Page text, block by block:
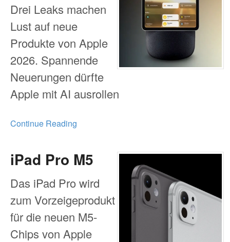
Drei Leaks machen
Lust auf neue
Produkte von Apple
2026. Spannende
Neuerungen dürfte
Apple mit AI ausrollen
Continue Reading
iPad Pro M5
Das iPad Pro wird
zum Vorzeigeprodukt
für die neuen M5-
Chips von Apple